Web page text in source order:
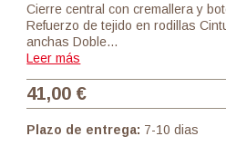
Cierre central con cremallera y
Refuerzo de tejido en rodillas
anchas Doble…
Leer más
41,00 €
Plazo de entrega: 7-10 dias